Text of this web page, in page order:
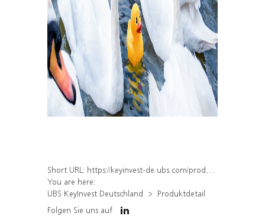
Short URL: https://keyinvest-de.ubs.com/produkt/detail/index/isin/DE000WA6ZZN5
You are here:
UBS KeyInvest Deutschland
Produktdetail
Folgen Sie uns auf